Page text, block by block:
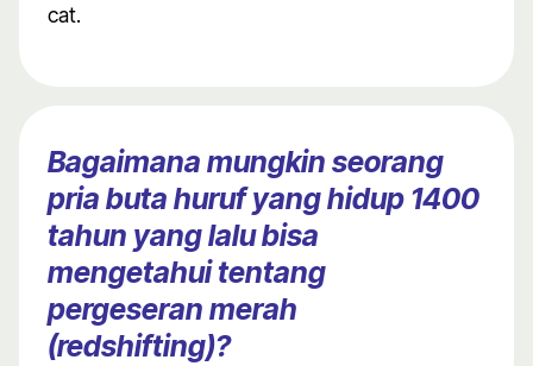
cat.
Bagaimana mungkin seorang
pria buta huruf yang hidup 1400
tahun yang lalu bisa
mengetahui tentang
pergeseran merah
(redshifting)?